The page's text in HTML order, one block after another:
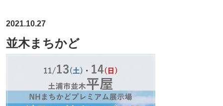
2021.10.27
並木まちかど